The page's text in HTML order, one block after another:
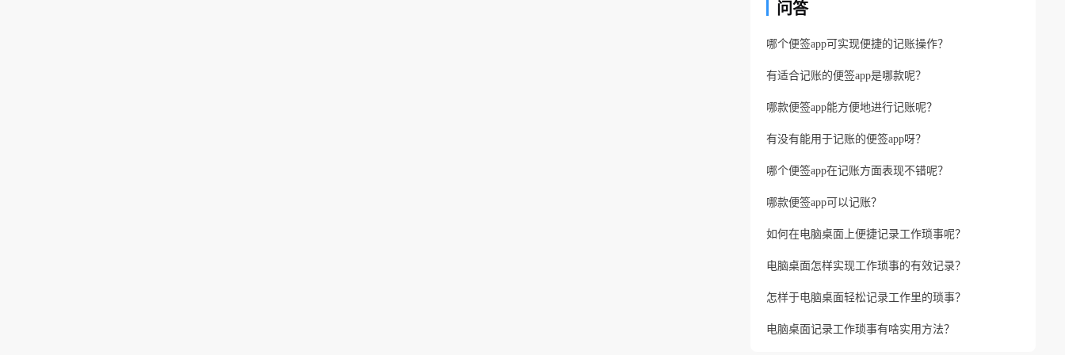
问答
哪个便签app可实现便捷的记账操作？
有适合记账的便签app是哪款呢？
哪款便签app能方便地进行记账呢？
有没有能用于记账的便签app呀？
哪个便签app在记账方面表现不错呢？
哪款便签app可以记账？
如何在电脑桌面上便捷记录工作琐事呢？
电脑桌面怎样实现工作琐事的有效记录？
怎样于电脑桌面轻松记录工作里的琐事？
电脑桌面记录工作琐事有啥实用方法？